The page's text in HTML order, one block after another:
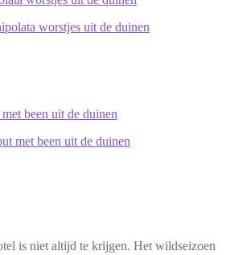
been uit de duinen
is niet altijd te krijgen. Het wildseizoen